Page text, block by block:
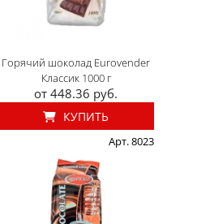
Горячий шоколад Eurovender
Классик 1000 г
от 448.36 руб.
КУПИТЬ
Арт. 8023